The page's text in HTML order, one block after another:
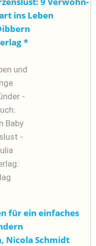
ins Leben
*
für ein einfaches
Nicola Schmidt